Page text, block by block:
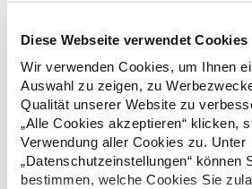
Diese Webseite verwendet Cookies
Wir verwenden Cookies, um Ihnen
Auswahl zu zeigen, zu
Qualität unserer Website zu
„Alle Cookies akzeptieren“ klicken,
Verwendung aller Cookies zu. Unter
„Datenschutzeinstellungen“ können
bestimmen, welche Cookies Sie
Strapazierfähiges Polohemd aus Mischgewebe
mit Polyfilm für Formstabilität Flachstrick-Kragen und
Ärmelbündchen in Rippstrick Doppelnähte an Schultern
Verstärkte Nähte an stark beanspruchten Stellen
Etikett im Kragen für die einfache
Verstärkte Knopfleiste mit drei Knöpfen Aufgesetzte